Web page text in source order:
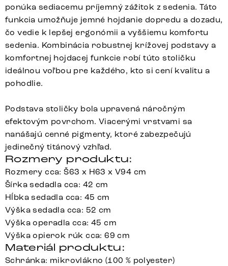
ponúka sediacemu príjemný zážitok z sedenia. Táto
funkcia umožňuje jemné hojdanie dopredu a dozadu,
čo vedie k lepšej ergonómii a vyššiemu komfortu
sedenia. Kombinácia robustnej krížovej podstavy a
komfortnej hojdacej funkcie robí túto stoličku
ideálnou voľbou pre každého, kto si cení kvalitu a
pohodlie.
Podstava stoličky bola upravená náročným
efektovým povrchom. Viacerými vrstvami sa
nanášajú cenné pigmenty, ktoré zabezpečujú
jedinečný titánový vzhľad.
Rozmery produktu:
Rozmery cca: Š63 x H63 x V94 cm
Šírka sedadla cca: 42 cm
Hĺbka sedadla cca: 45 cm
Výška sedadla cca: 52 cm
Výška operadla cca: 45 cm
Výška opierok rúk cca: 69 cm
Materiál produktu:
Schránka: mikrovlákno (100 % polyester)